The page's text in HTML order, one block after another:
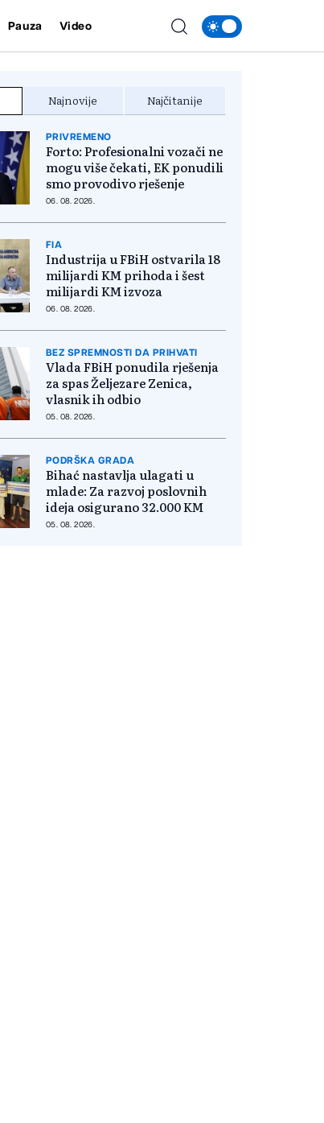
Pauza Video
Najnovije Najčitanije
PRIVREMENO
Forto: Profesionalni vozači ne
mogu više čekati, EK ponudili
smo provodivo rješenje
06. 08. 2026.
FIA
Industrija u FBiH ostvarila 18
milijardi KM prihoda i šest
milijardi KM izvoza
06. 08. 2026.
BEZ SPREMNOSTI DA PRIHVATI
Vlada FBiH ponudila rješenja
za spas Željezare Zenica,
vlasnik ih odbio
05. 08. 2026.
PODRŠKA GRADA
Bihać nastavlja ulagati u
mlade: Za razvoj poslovnih
ideja osigurano 32.000 KM
05. 08. 2026.